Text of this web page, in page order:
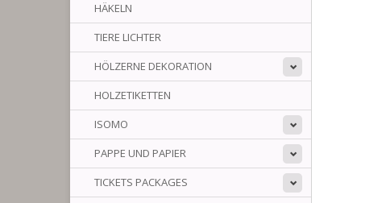
HÄKELN
TIERE LICHTER
HÖLZERNE DEKORATION
HOLZETIKETTEN
ISOMO
PAPPE UND PAPIER
TICKETS PACKAGES